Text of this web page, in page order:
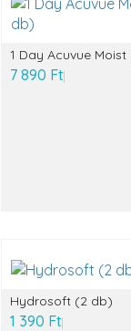
1 Day Acuvue
7 890 Ft
Hydrosoft (2 db)
1 390 Ft